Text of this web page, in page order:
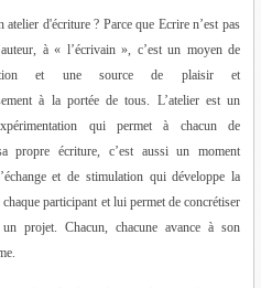
atelier d'écriture ? Parce que Ecrire n’est pas
à « l’écrivain », c’est un moyen de
et une source de plaisir et
à la portée de tous. L’atelier est un
qui permet à chacun de
propre écriture, c’est aussi un moment
et de stimulation qui développe la
chaque participant et lui permet de concrétiser
projet. Chacun, chacune avance à son